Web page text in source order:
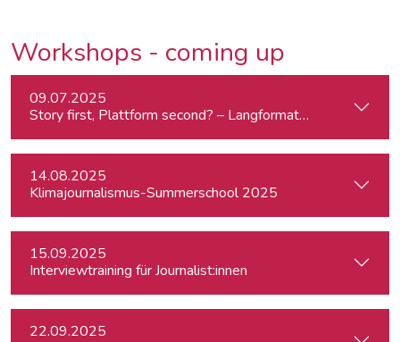
Workshops - coming up
09.07.2025
Story first, Plattform second? – Langformat-Journalismus
14.08.2025
Klimajournalismus-Summerschool 2025
15.09.2025
Interviewtraining für Journalist:innen
22.09.2025